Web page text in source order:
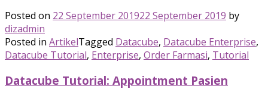
Posted on 22 September 201922 September 2019 by
dizadmin
Posted in ArtikelTagged Datacube, Datacube Enterprise,
Datacube Tutorial, Enterprise, Order Farmasi, Tutorial
Datacube Tutorial: Appointment Pasien